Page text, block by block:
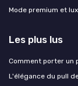
Mode premium et
Les plus lus
Comment porter un
L'élégance du pull